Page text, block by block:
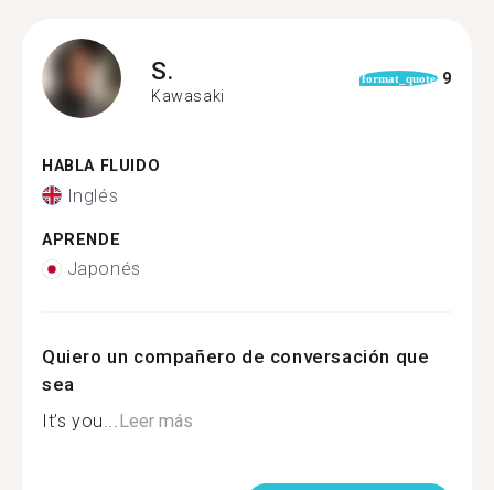
S.
Kawasaki
format_quote 9
HABLA FLUIDO
Inglés
APRENDE
Japonés
Quiero un compañero de conversación que
sea
It’s you...Leer más